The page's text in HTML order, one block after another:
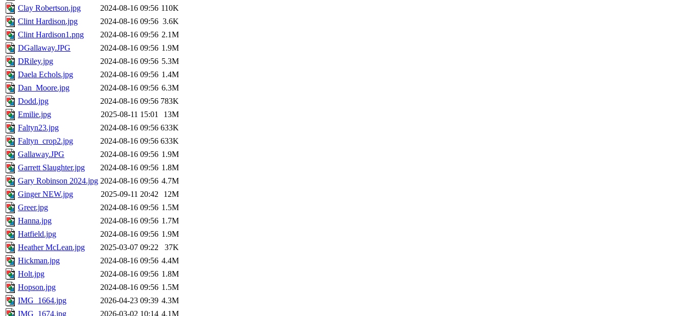
Clay Robertson.jpg
2024-08-16 09:56 110K
Clint Hardison.jpg
2024-08-16 09:56 3.6K
Clint Hardison1.png
2024-08-16 09:56 2.1M
DGallaway.JPG
2024-08-16 09:56 1.9M
DRiley.jpg
2024-08-16 09:56 5.3M
Daela Echols.jpg
2024-08-16 09:56 1.4M
Dan_Moore.jpg
2024-08-16 09:56 6.3M
Dodd.jpg
2024-08-16 09:56 783K
Emilie.jpg
2025-08-11 15:01
13M
Faltyn23.jpg
2024-08-16 09:56 633K
Faltyn_crop2.jpg
2024-08-16 09:56 633K
Gallaway.JPG
2024-08-16 09:56 1.9M
Garrett Slaughter.jpg
2024-08-16 09:56 1.8M
Gary Robinson 2024.jpg 2024-08-16 09:56 4.7M
Ginger NEW.jpg
2025-09-11 20:42
12M
Greer.jpg
2024-08-16 09:56 1.5M
Hanna.jpg
2024-08-16 09:56 1.7M
Hatfield.jpg
2024-08-16 09:56 1.9M
Heather McLean.jpg
2025-03-07 09:22
37K
Hickman.jpg
2024-08-16 09:56 4.4M
Holt.jpg
2024-08-16 09:56 1.8M
Hopson.jpg
2024-08-16 09:56 1.5M
IMG_1664.jpg
2026-04-23 09:39 4.3M
IMG_1674.jpg
2026-03-02 10:14 4.1M